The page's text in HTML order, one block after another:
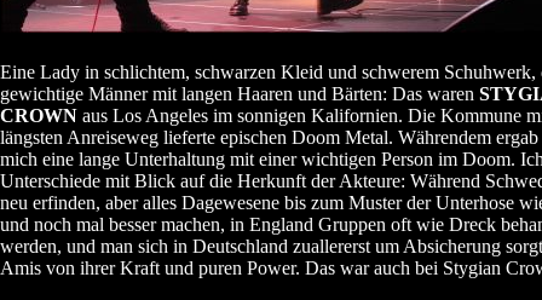
Eine Lady in schlichtem, schwarzen Kleid und schwerem Schuhwerk,
gewichtige Männer mit langen Haaren und Bärten: Das waren
CROWN aus Los Angeles im sonnigen Kalifornien. Die Kommune
längsten Anreiseweg lieferte epischen Doom Metal. Währendem
mich eine lange Unterhaltung mit einer wichtigen Person im Doom.
Unterschiede mit Blick auf die Herkunft der Akteure: Während
neu erfinden, aber alles Dagewesene bis zum Muster der Unterhose
und noch mal besser machen, in England Gruppen oft wie Dreck
werden, und man sich in Deutschland zuallererst um Absicherung
Amis von ihrer Kraft und puren Power. Das war auch bei Stygian